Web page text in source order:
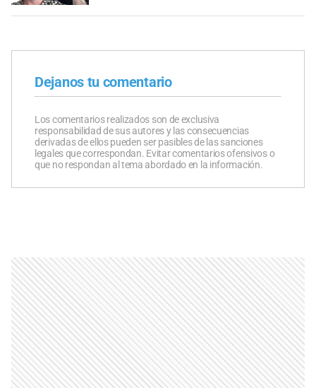
Dejanos tu comentario
Los comentarios realizados son de exclusiva
responsabilidad de sus autores y las consecuencias
derivadas de ellos pueden ser pasibles de las sanciones
legales que correspondan. Evitar comentarios ofensivos o
que no respondan al tema abordado en la información.